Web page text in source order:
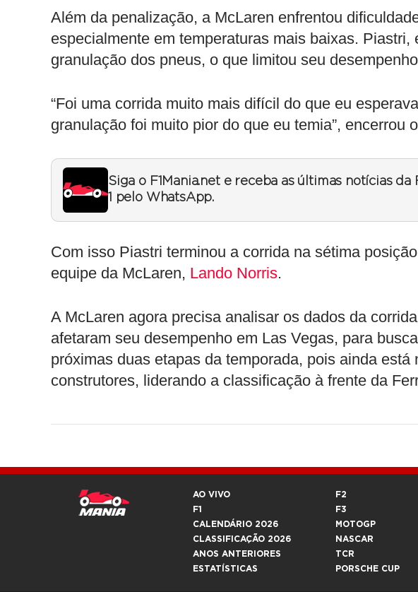
Além da penalização, a McLaren enfrentou
especialmente em temperaturas mais baixas. Piastri,
granulação dos pneus, o que limitou seu
“Foi uma corrida muito mais difícil do que eu
granulação foi muito pior do que eu temia”, encerrou
Siga o F1Mania.net e receba as últimas notícias da
1 pelo WhatsApp.
Com isso Piastri terminou a corrida na sétima
equipe da McLaren, Lando Norris.
A McLaren agora precisa analisar os dados da
afetaram seu desempenho em Las Vegas, para
próximas duas etapas da temporada, pois ainda
construtores, liderando a classificação à frente da
AO VIVO
F1
CALENDÁRIO 2026
CLASSIFICAÇÃO 2026
ANOS ANTERIORES
ESTATÍSTICAS
F2
F3
MOTOGP
NASCAR
TCR
PORSCHE CUP